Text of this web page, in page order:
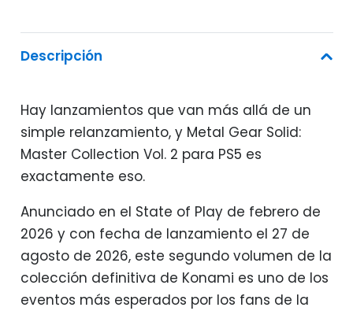
Descripción
Hay lanzamientos que van más allá de un
simple relanzamiento, y Metal Gear Solid:
Master Collection Vol. 2 para PS5 es
exactamente eso.
Anunciado en el State of Play de febrero de
2026 y con fecha de lanzamiento el 27 de
agosto de 2026, este segundo volumen de la
colección definitiva de Konami es uno de los
eventos más esperados por los fans de la